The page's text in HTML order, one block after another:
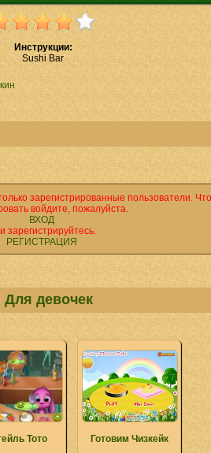
Инструкции:
Sushi Bar
зарегистрированные пользователи.
войдите, пожалуйста.
ВХОД
зарегистрируйтесь.
РЕГИСТРАЦИЯ
Для девочек
Тото Готовим Чизкейк